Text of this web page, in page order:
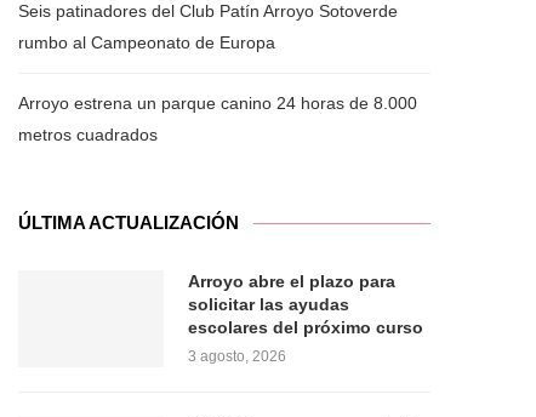
Seis patinadores del Club Patín Arroyo Sotoverde
rumbo al Campeonato de Europa
Arroyo estrena un parque canino 24 horas de 8.000
metros cuadrados
ÚLTIMA ACTUALIZACIÓN
Arroyo abre el plazo para
solicitar las ayudas
escolares del próximo curso
3 agosto, 2026